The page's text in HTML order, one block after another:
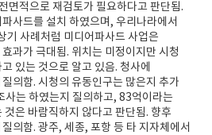
면적으로 재검토가 필요하다고 판단됨.
사드를 설치 하였으며, 우리나라에서
기 사례처럼 미디어파사드 사업은
과가 극대됨. 위치는 미정이지만 시청
있는 것으로 알고 있음. 청사에
의함. 시청의 유동인구는 많은지 추가
사는 하였는지 질의하고, 83억이라는
것은 바람직하지 않다고 판단됨. 향후
의함. 광주, 세종, 포항 등 타 지자체에서